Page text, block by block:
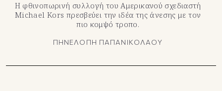
Η φθινοπωρινή συλλογή του Αμερικανού σχεδιαστή
Michael Kors πρεσβεύει την ιδέα της άνεσης με τον
πιο κομψό τροπο.
ΠΗΝΕΛΟΠΗ ΠΑΠΑΝΙΚΟΛΑΟΥ